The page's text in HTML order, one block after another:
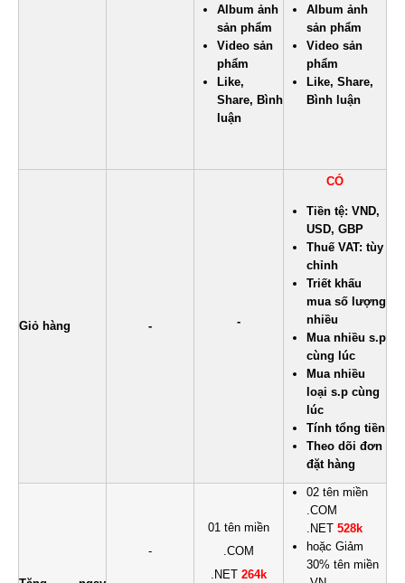
Album ảnh
sản phẩm
Video sản
phẩm
Like,
Share, Bình
luận
Album ảnh
sản phẩm
Video sản
phẩm
Like, Share,
Bình luận
Giỏ hàng - -
CÓ
Tiền tệ: VND,
USD, GBP
Thuế VAT: tùy
chỉnh
Triết khấu
mua số lượng
nhiều
Mua nhiều s.p
cùng lúc
Mua nhiều
loại s.p cùng
lúc
Tính tổng tiền
Theo dõi đơn
đặt hàng
-
01 tên miền
.COM
.NET 264k
02 tên miền
.COM
.NET 528k
hoặc Giảm
30% tên miền